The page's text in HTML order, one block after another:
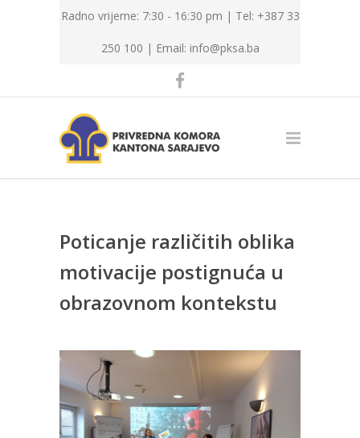
Radno vrijeme: 7:30 - 16:30 pm | Tel: +387 33
250 100 | Email: info@pksa.ba
Poticanje različitih oblika
motivacije postignuća u
obrazovnom kontekstu